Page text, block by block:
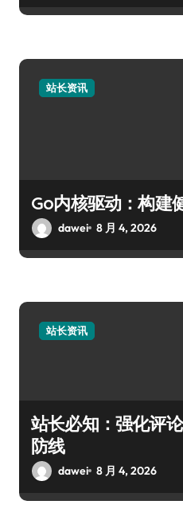
站长资讯
Go内核驱动：构建
dawei 8 月 4, 2026
站长资讯
站长必知：强化评
防线
dawei 8 月 4, 2026